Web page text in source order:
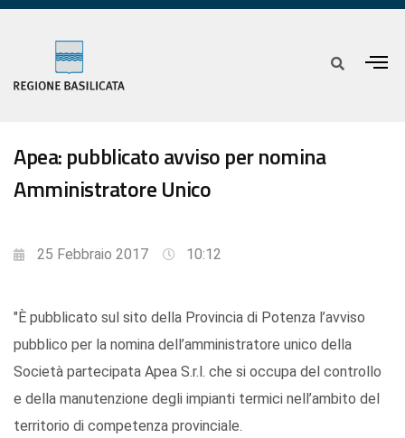
Apea: pubblicato avviso per nomina
Amministratore Unico
25 Febbraio 2017 10:12
"È pubblicato sul sito della Provincia di Potenza l’avviso
pubblico per la nomina dell’amministratore unico della
Società partecipata Apea S.r.l. che si occupa del controllo
e della manutenzione degli impianti termici nell’ambito del
territorio di competenza provinciale.